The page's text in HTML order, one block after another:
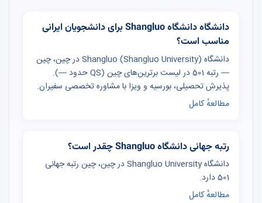
دانشگاه دانشگاه Shangluo برای دانشجویان ایرانی
مناسب است؟
دانشگاه Shangluo (Shangluo University) در چین، چین
— رتبه 501 در لیست برترین‌های چین (QS حدود —).
پذیرش تحصیلی، بورسیه و ویزا با مشاوره تخصصی سفیران.
مطالعهٔ کامل
رتبه جهانی دانشگاه Shangluo چقدر است؟
دانشگاه Shangluo University در چین، چین رتبه جهانی
501 دارد.
مطالعهٔ کامل